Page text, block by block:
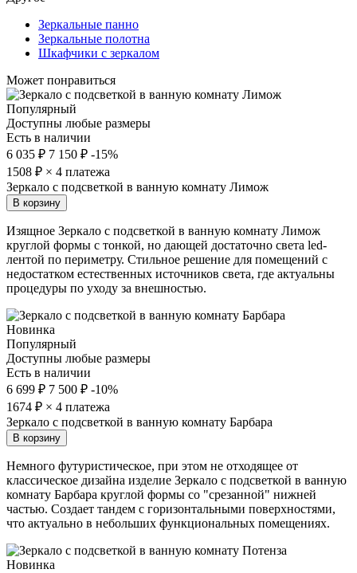
Зеркальные панно
Зеркальные полотна
Шкафчики с зеркалом
Может понравиться
Популярный
Доступны любые размеры
Есть в наличии
6 035 ₽ 7 150 ₽ -15%
1508 ₽ × 4 платежа
Зеркало с подсветкой в ванную комнату Лимож
В корзину
Изящное Зеркало с подсветкой в ванную комнату Лимож
круглой формы с тонкой, но дающей достаточно света led-
лентой по периметру. Стильное решение для помещений с
недостатком естественных источников света, где актуальны
процедуры по уходу за внешностью.
Новинка
Популярный
Доступны любые размеры
Есть в наличии
6 699 ₽ 7 500 ₽ -10%
1674 ₽ × 4 платежа
Зеркало с подсветкой в ванную комнату Барбара
В корзину
Немного футуристическое, при этом не отходящее от
классическое дизайна изделие Зеркало с подсветкой в ванную
комнату Барбара круглой формы со "срезанной" нижней
частью. Создает тандем с горизонтальными поверхностями,
что актуально в небольших функциональных помещениях.
Новинка